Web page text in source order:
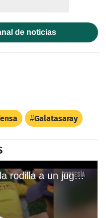
de noticias
Galatasaray
¡Impactante! Colocan la rodilla a un jugador en pleno partido